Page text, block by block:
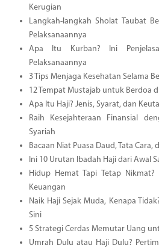
Kerugian
Langkah-langkah Sholat Taubat
Pelaksanaannya
Apa Itu Kurban? Ini
Pelaksanaannya
3 Tips Menjaga Kesehatan Selama
12 Tempat Mustajab untuk Berdoa
Apa Itu Haji? Jenis, Syarat, dan
Raih Kesejahteraan Finansial
Syariah
Bacaan Niat Puasa Daud, Tata Cara,
Ini 10 Urutan Ibadah Haji dari Awal
Hidup Hemat Tapi Tetap
Keuangan
Naik Haji Sejak Muda, Kenapa
Sini
5 Strategi Cerdas Memutar Uang
Umrah Dulu atau Haji Dulu?